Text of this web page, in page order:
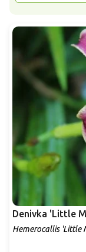
Denivka 'Little
Hemerocallis 'Little